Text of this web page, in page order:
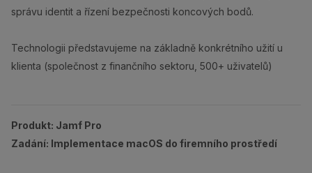
správu identit a řízení bezpečnosti koncových bodů.
Technologii představujeme na základně konkrétního užití u
klienta (společnost z finančního sektoru, 500+ uživatelů)
Produkt: Jamf Pro
Zadání: Implementace macOS do firemního prostředí